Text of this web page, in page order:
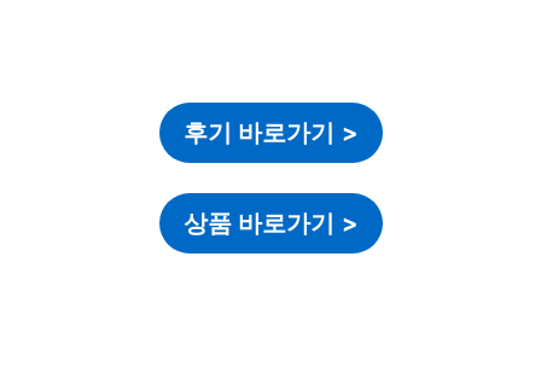
후기 바로가기 >
상품 바로가기 >